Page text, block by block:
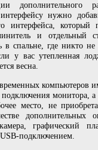
дополнительного
интерфейсу нужно
интерфейса, который
и отдельный
спальне, где никто не
у вас утепленная
весна.
компьютеров
монитора,
место, не
дополнительных
камера, графический
подключением.